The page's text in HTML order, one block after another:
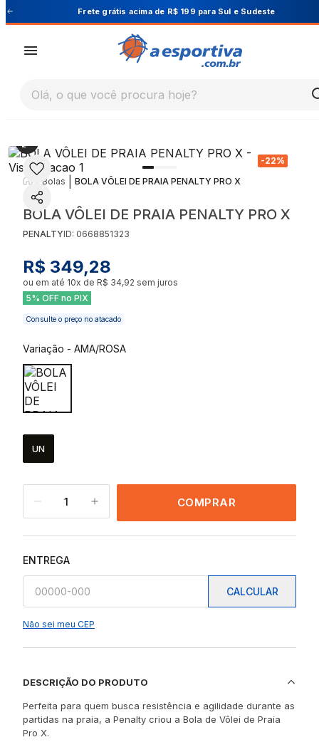
Cupom PRIMEIRA10 para 10% OFF na 1ª
Olá, o que você procura hoje?
-22%
Bolas BOLA VÔLEI DE PRAIA PENALTY PRO X
BOLA VÔLEI DE PRAIA PENALTY PRO X
PENALTYID: 0668851323
R$ 349,28
ou em até 10x de R$ 34,92 sem juros
5% OFF no PIX
Consulte o preço no atacado
Variação - AMA/ROSA
UN
1 COMPRAR
ENTREGA
CALCULAR
Não sei meu CEP
DESCRIÇÃO DO PRODUTO
Perfeita para quem busca resistência e agilidade durante as
partidas na praia, a Penalty criou a Bola de Vôlei de Praia
Pro X.